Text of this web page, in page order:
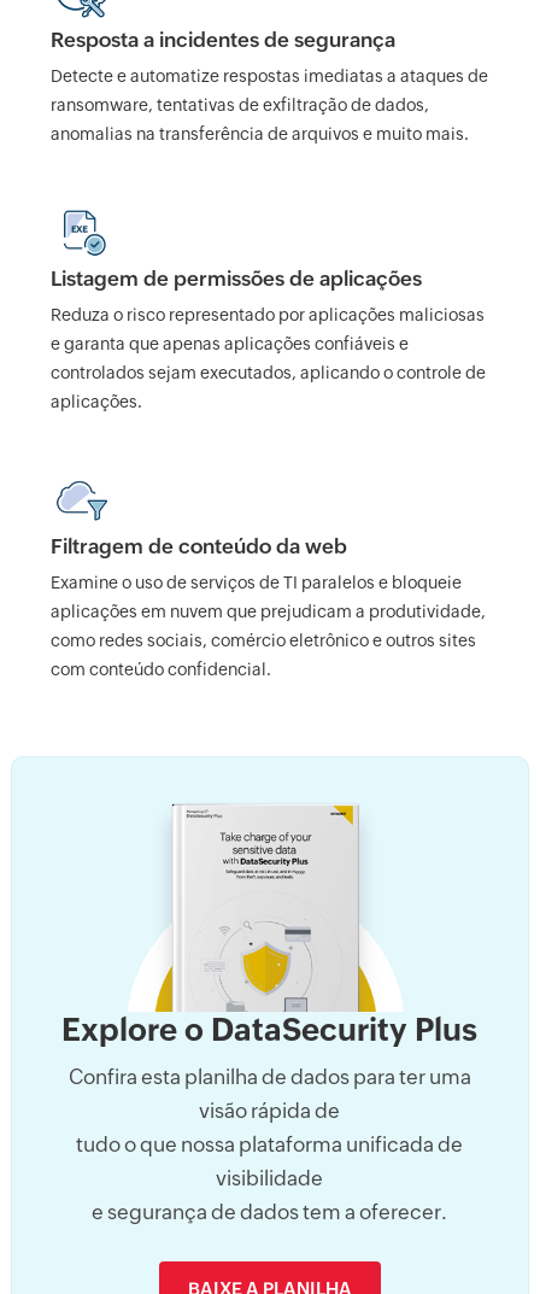
Resposta a incidentes de segurança
Detecte e automatize respostas imediatas a ataques de
ransomware, tentativas de exfiltração de dados,
anomalias na transferência de arquivos e muito mais.
Listagem de permissões de aplicações
Reduza o risco representado por aplicações maliciosas
e garanta que apenas aplicações confiáveis e
controlados sejam executados, aplicando o controle de
aplicações.
Filtragem de conteúdo da web
Examine o uso de serviços de TI paralelos e bloqueie
aplicações em nuvem que prejudicam a produtividade,
como redes sociais, comércio eletrônico e outros sites
com conteúdo confidencial.
Explore o DataSecurity Plus
Confira esta planilha de dados para ter uma
visão rápida de
tudo o que nossa plataforma unificada de
visibilidade
e segurança de dados tem a oferecer.
BAIXE A PLANILHA